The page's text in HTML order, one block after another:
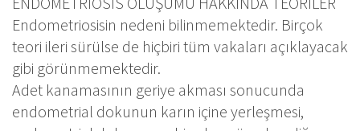
Endometriosisin nedeni bilinmemektedir. Birçok
teori ileri sürülse de hiçbiri tüm vakaları açıklayacak
gibi görünmemektedir.
Adet kanamasının geriye akması sonucunda
endometrial dokunun karın içine yerleşmesi,